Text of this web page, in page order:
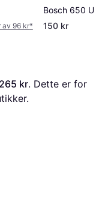
av 96 kr*
Bosch 650 U
150 kr
265 kr. Dette er for